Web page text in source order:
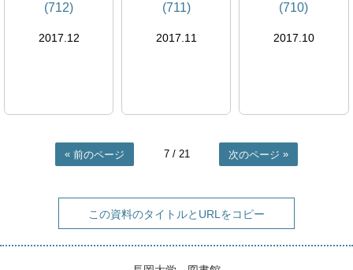
(712)
2017.12
(711)
2017.11
(710)
2017.10
前のページ 7/ 21 次のページ
この資料のタイトルとURLをコピー